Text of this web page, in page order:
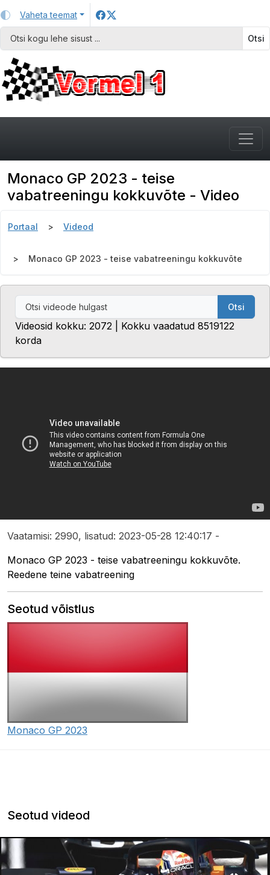
Vaheta teemat
Otsi
Monaco GP 2023 - teise
vabatreeningu kokkuvõte - Video
Portaal Videod
Monaco GP 2023 - teise vabatreeningu kokkuvõte
Otsi
Videosid kokku: 2072 | Kokku vaadatud 8519122
korda
Vaatamisi: 2990, lisatud: 2023-05-28 12:40:17 -
Monaco GP 2023 - teise vabatreeningu kokkuvõte.
Reedene teine vabatreening
Seotud võistlus
Monaco GP 2023
Seotud videod